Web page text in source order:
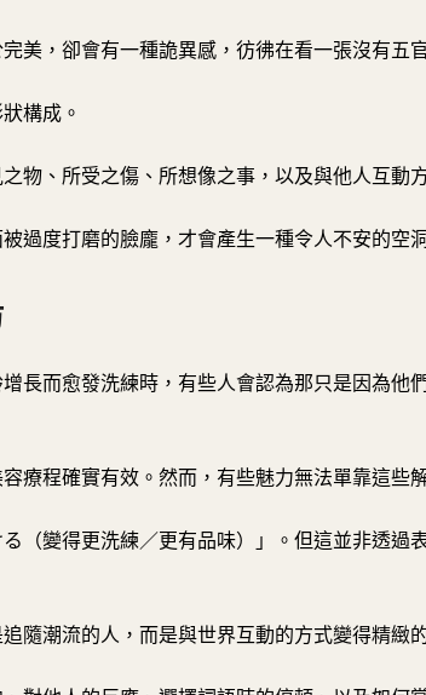
美，卻會有一種詭異感，彷彿在看一張沒有五
構成。
物、所受之傷、所想像之事，以及與他人互動
過度打磨的臉龐，才會產生一種令人不安的空
長而愈發洗練時，有些人會認為那只是因為他
療程確實有效。然而，有些魅力無法單靠這些
（變得更洗練／更有品味）」。但這並非透過
隨潮流的人，而是與世界互動的方式變得精緻